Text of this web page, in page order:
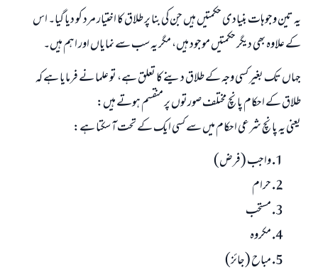
یہ تین وجوہات بنیادی حکمتیں ہیں جن کی بنا پر طلاق کا اختیار مرد کو دیا گیا۔ اس
کے علاوہ بھی دیگر حکمتیں موجود ہیں، مگر یہ سب سے نمایاں اور اہم ہیں۔
جہاں تک بغیر کسی وجہ کے طلاق دینے کا تعلق ہے، تو علما نے فرمایا ہے کہ
طلاق کے احکام پانچ مختلف صورتوں پر منقسم ہوتے ہیں:
یعنی یہ پانچ شرعی احکام میں سے کسی ایک کے تحت آ سکتا ہے:
واجب (فرض)
حرام
مستحب
مکروہ
مباح (جائز)
جواب نمبر 110845 نے نکاح ٹوٹنے سے بچایا۔
امت مسلمہ کے واسطے جوابات پیش کرنے کے لیے ہماری مدد کریں
رسول اللہ صلی اللہ علیہ و سلم کا فرمان ہے:
نیکی کی رہنمائی کرنے والے کو بھی نیکی کرنے والے کے برابر اجر ملتا ہے۔